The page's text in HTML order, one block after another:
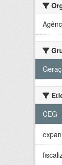
CEG -